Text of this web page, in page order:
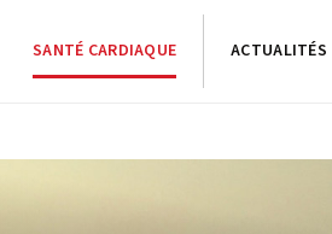
SANTÉ CARDIAQUE ACTUALITÉS